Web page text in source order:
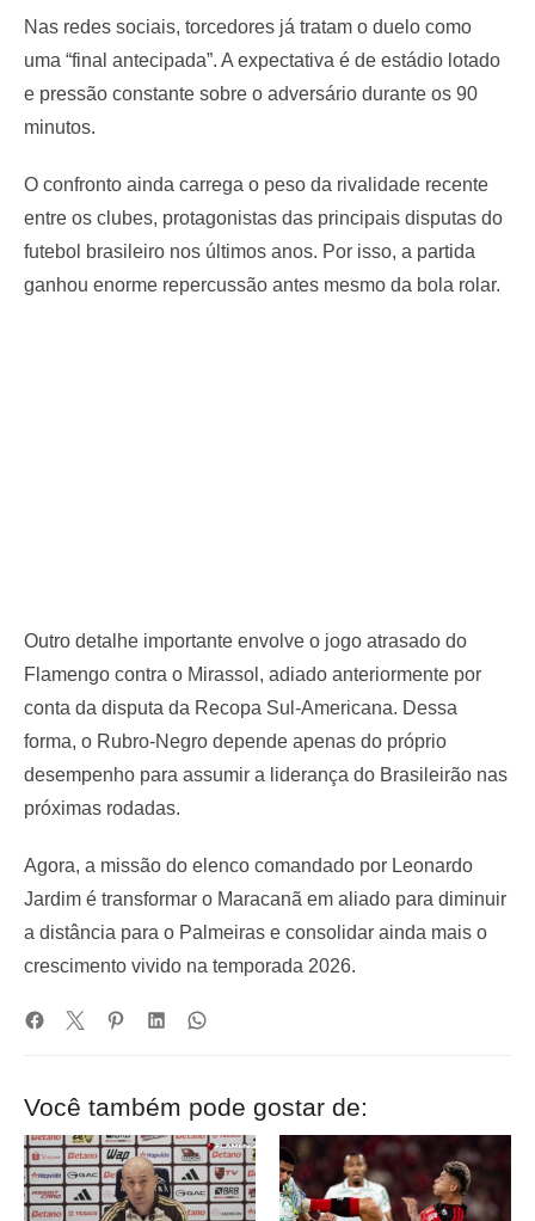
Nas redes sociais, torcedores já tratam o duelo como
uma “final antecipada”. A expectativa é de estádio lotado
e pressão constante sobre o adversário durante os 90
minutos.
O confronto ainda carrega o peso da rivalidade recente
entre os clubes, protagonistas das principais disputas do
futebol brasileiro nos últimos anos. Por isso, a partida
ganhou enorme repercussão antes mesmo da bola rolar.
Outro detalhe importante envolve o jogo atrasado do
Flamengo contra o Mirassol, adiado anteriormente por
conta da disputa da Recopa Sul-Americana. Dessa
forma, o Rubro-Negro depende apenas do próprio
desempenho para assumir a liderança do Brasileirão nas
próximas rodadas.
Agora, a missão do elenco comandado por Leonardo
Jardim é transformar o Maracanã em aliado para diminuir
a distância para o Palmeiras e consolidar ainda mais o
crescimento vivido na temporada 2026.
Você também pode gostar de: